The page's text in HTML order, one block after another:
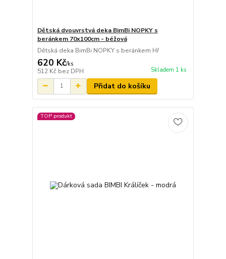
Dětská dvouvrstvá deka BimBi NOPKY s
beránkem 70x100cm - béžová
Dětská deka BimBi NOPKY s beránkem Hř
620 Kč/ks
512 Kč bez DPH Skladem 1 ks
Přidat do košíku
TOP produkt